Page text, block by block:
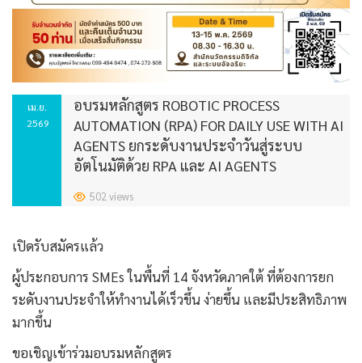
เม.ย.
2569
อบรมหลักสูตร ROBOTIC PROCESS
AUTOMATION (RPA) FOR DAILY USE WITH AI
AGENTS ยกระดับงานประจำวันสู่ระบบ
อัตโนมัติด้วย RPA และ AI AGENTS
502 views
เปิดรับสมัครแล้ว
ผู้ประกอบการ SMEs ในพื้นที่ 14 จังหวัดภาคใต้ ที่ต้องการยก
ระดับงานประจำให้ทำงานได้เร็วขึ้น ง่ายขึ้น และมีประสิทธิภาพ
มากขึ้น
ขอเชิญเข้าร่วมอบรมหลักสูตร